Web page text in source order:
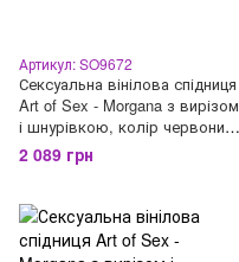
Артикул: SO9672
Сексуальна вінілова спідниця
Art of Sex - Morgana з вирізом
і шнурівкою, колір червоний,
розмір M
2 089 грн